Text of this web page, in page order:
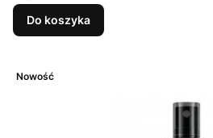
Do koszyka
Nowość